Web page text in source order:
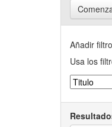
Añadir
Usa los